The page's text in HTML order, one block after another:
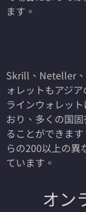
ます。
Skrill、Neteller
ォレットもアジ
ラインウォレッ
おり、多くの国
ることができま
らの200以上の異
ています。
オン